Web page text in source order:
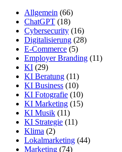
Allgemein (66)
ChatGPT (18)
Cybersecurity (16)
Digitalisierung (28)
E-Commerce (5)
Employer Branding (11)
KI (29)
KI Beratung (11)
KI Business (10)
KI Fotografie (10)
KI Marketing (15)
KI Musik (11)
KI Strategie (11)
Klima (2)
Lokalmarketing (44)
Marketing (74)